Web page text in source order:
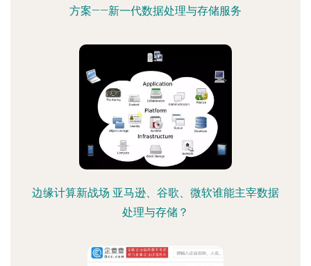
方案——新一代数据处理与存储服务
边缘计算新战场 亚马逊、谷歌、微软谁能主宰数据
处理与存储？